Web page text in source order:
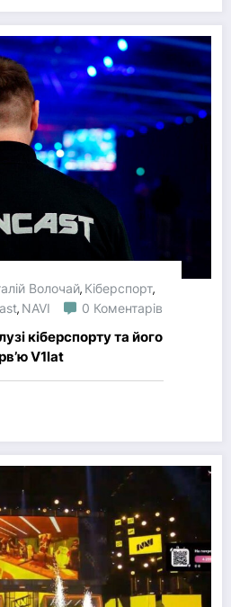
Волочай, Кіберспорт,
, NAVI 0 Коментарів
кіберспорту та його
V1lat